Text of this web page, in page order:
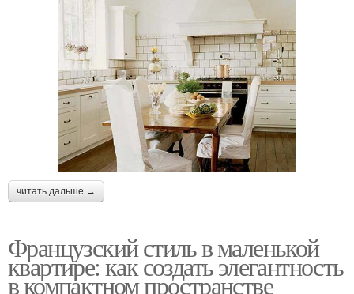
читать дальше →
Французский стиль в маленькой
квартире: как создать элегантность
в компактном пространстве